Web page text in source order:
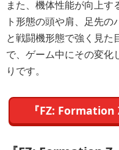
また、機体性能が向上す
ト形態の頭や肩、足先
と戦闘機形態で強く見た
で、ゲーム中にその変化
りです。
『FZ: Formation